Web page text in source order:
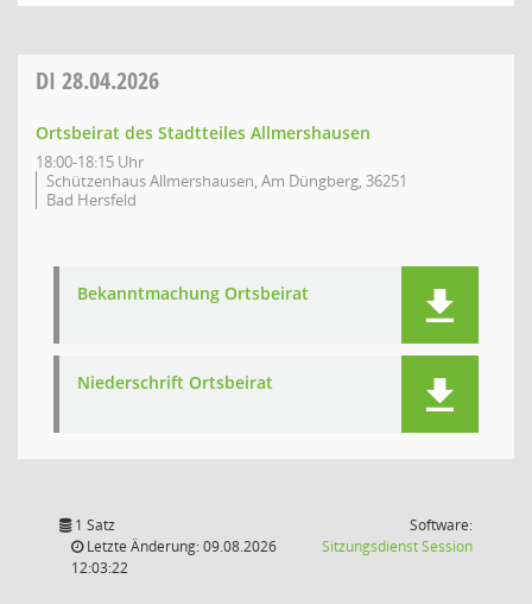
DI 28.04.2026
Ortsbeirat des Stadtteiles Allmershausen
18:00-18:15 Uhr
Schützenhaus Allmershausen, Am Düngberg, 36251
Bad Hersfeld
Bekanntmachung Ortsbeirat
Niederschrift Ortsbeirat
1 Satz
Letzte Änderung: 09.08.2026
12:03:22
Software:
SitzungsdienstSession(Wird in